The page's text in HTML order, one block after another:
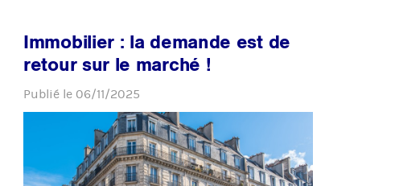
Immobilier : la demande est de
retour sur le marché !
Publié le 06/11/2025